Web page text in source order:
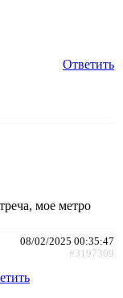
Ответить
мое метро
08/02/2025 00:35:47
#3197309